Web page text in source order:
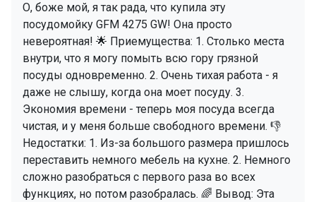
О, боже мой, я так рада, что купила эту
посудомойку GFM 4275 GW! Она просто
невероятная! 🌟 Приемущества: 1. Столько места
внутри, что я могу помыть всю гору грязной
посуды одновременно. 2. Очень тихая работа - я
даже не слышу, когда она моет посуду. 3.
Экономия времени - теперь моя посуда всегда
чистая, и у меня больше свободного времени. 👎
Недостатки: 1. Из-за большого размера пришлось
переставить немного мебель на кухне. 2. Немного
сложно разобраться с первого раза во всех
функциях, но потом разобралась. 🌈 Вывод: Эта